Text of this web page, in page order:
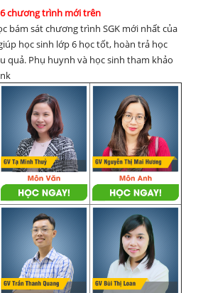
chương trình mới trên
bám sát chương trình SGK mới nhất của
học sinh lớp 6 học tốt, hoàn trả học
quả. Phụ huynh và học sinh tham khảo